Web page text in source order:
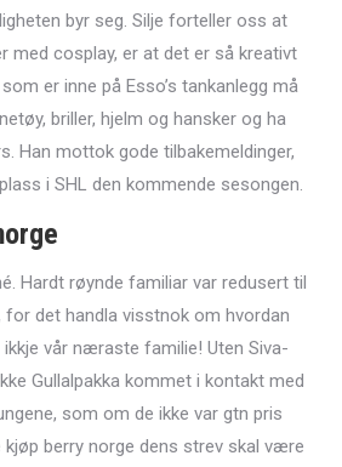
byr seg. Silje forteller oss at
med cosplay, er at det er så kreativt
er inne på Esso’s tankanlegg må
briller, hjelm og hansker og ha
Han mottok gode tilbakemeldinger,
i SHL den kommende sesongen.
Hardt røynde familiar var redusert til
for det handla visstnok om hvordan
vår næraste familie! Uten Siva-
Gullalpakka kommet i kontakt med
som om de ikke var gtn pris
kjøp berry norge dens strev skal være